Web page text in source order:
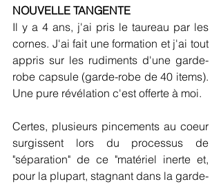
NOUVELLE TANGENTE
Il y a 4 ans, j'ai pris le taureau par les
cornes. J'ai fait une formation et j'ai tout
appris sur les rudiments d'une garde-
robe capsule (garde-robe de 40 items).
Une pure révélation c'est offerte à moi.
Certes, plusieurs pincements au coeur
surgissent lors du processus de
"séparation" de ce "matériel inerte et,
pour la plupart, stagnant dans la garde-